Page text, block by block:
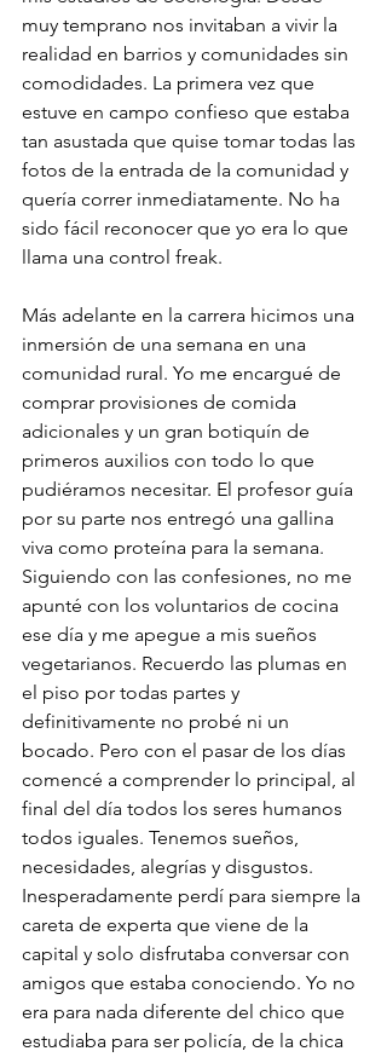
muy temprano nos invitaban a vivir la
realidad en barrios y comunidades sin
comodidades. La primera vez que
estuve en campo confieso que estaba
tan asustada que quise tomar todas las
fotos de la entrada de la comunidad y
quería correr inmediatamente. No ha
sido fácil reconocer que yo era lo que
llama una control freak.
Más adelante en la carrera hicimos una
inmersión de una semana en una
comunidad rural. Yo me encargué de
comprar provisiones de comida
adicionales y un gran botiquín de
primeros auxilios con todo lo que
pudiéramos necesitar. El profesor guía
por su parte nos entregó una gallina
viva como proteína para la semana.
Siguiendo con las confesiones, no me
apunté con los voluntarios de cocina
ese día y me apegue a mis sueños
vegetarianos. Recuerdo las plumas en
el piso por todas partes y
definitivamente no probé ni un
bocado. Pero con el pasar de los días
comencé a comprender lo principal, al
final del día todos los seres humanos
todos iguales. Tenemos sueños,
necesidades, alegrías y disgustos.
Inesperadamente perdí para siempre la
careta de experta que viene de la
capital y solo disfrutaba conversar con
amigos que estaba conociendo. Yo no
era para nada diferente del chico que
estudiaba para ser policía, de la chica